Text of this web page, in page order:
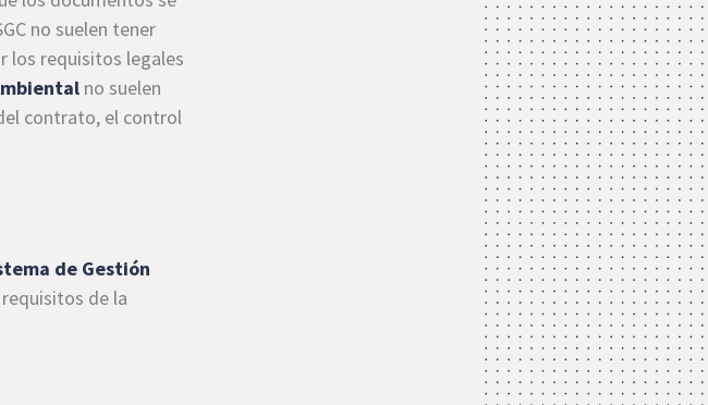
no suelen tener
los requisitos legales
no suelen
contrato, el control
de Gestión
de la